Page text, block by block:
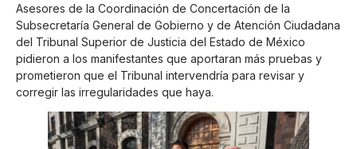
Asesores de la Coordinación de Concertación de la
Subsecretaría General de Gobierno y de Atención Ciudadana
del Tribunal Superior de Justicia del Estado de México
pidieron a los manifestantes que aportaran más pruebas y
prometieron que el Tribunal intervendría para revisar y
corregir las irregularidades que haya.